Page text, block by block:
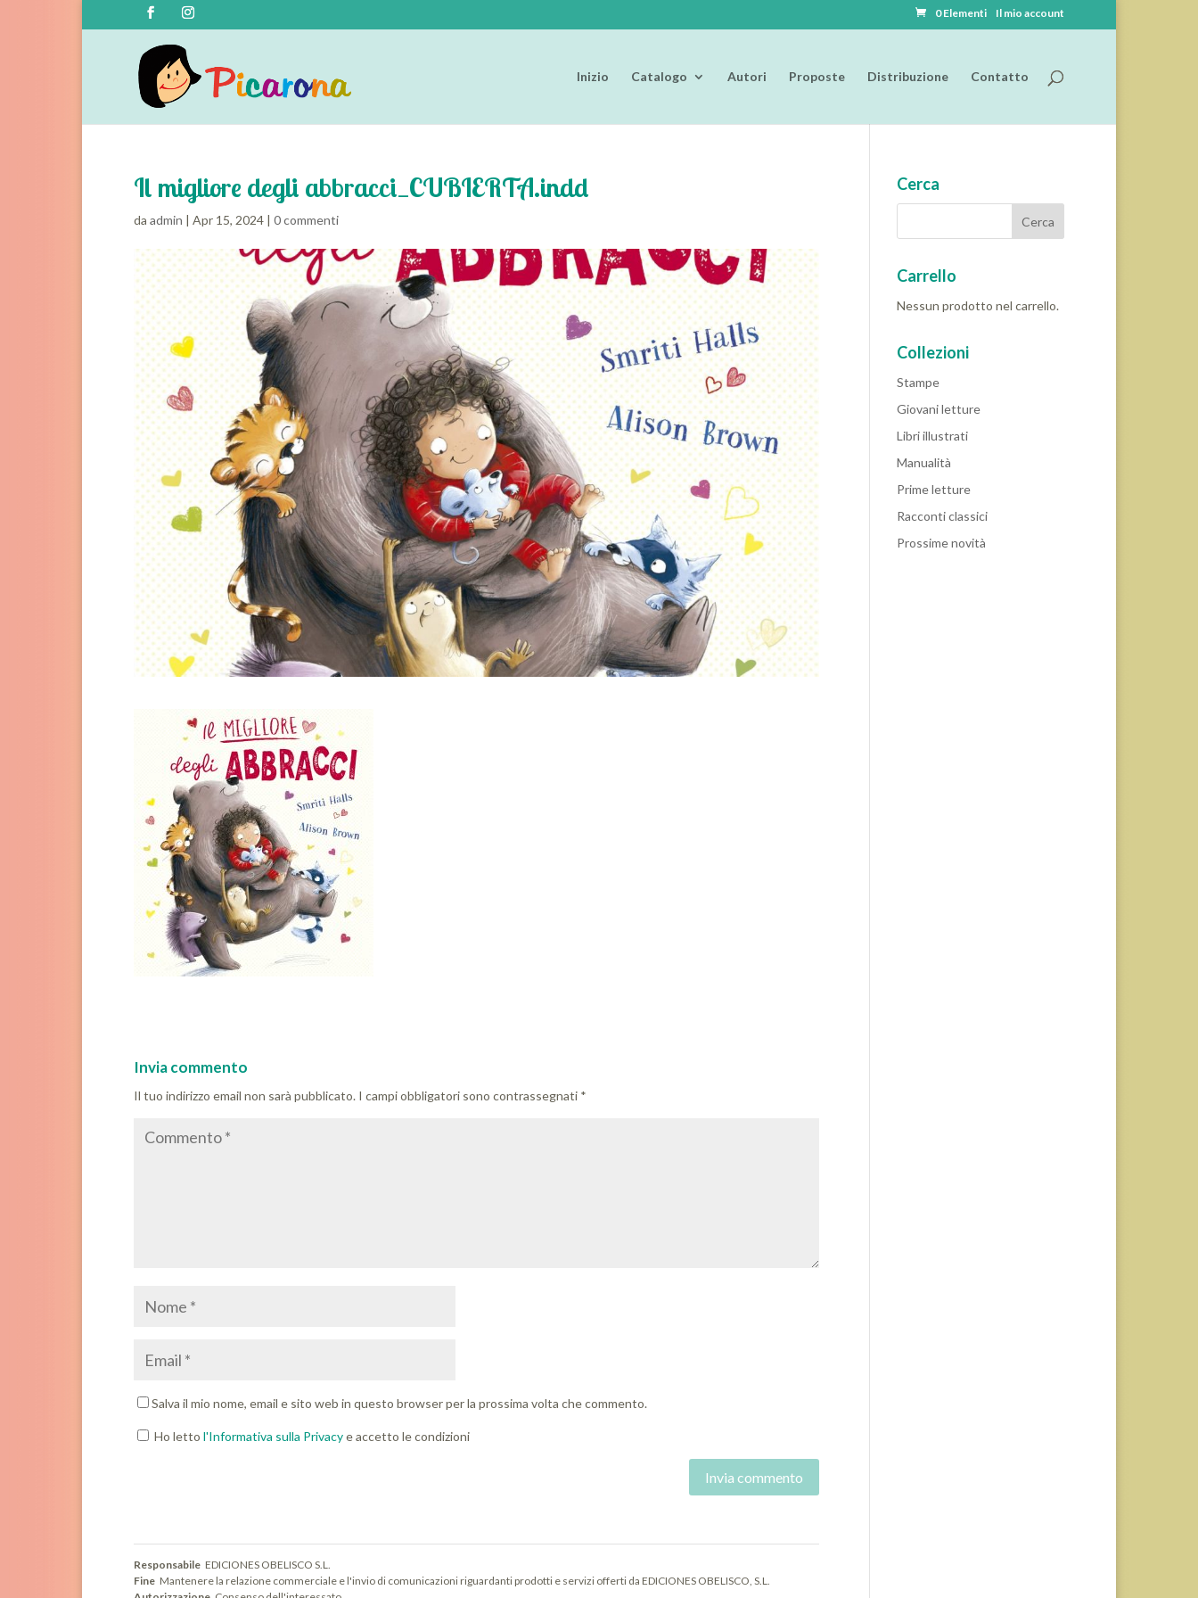
Il mio account
0 Elementi
Inizio Catalogo Autori Proposte Distribuzione Contatto
Il migliore degli abbracci_CUBIERTA.indd
da admin | Apr 15, 2024 | 0 commenti
Invia commento
Il tuo indirizzo email non sarà pubblicato. I campi obbligatori sono contrassegnati *
Salva il mio nome, email e sito web in questo browser per la prossima volta che commento.
Ho letto l'Informativa sulla Privacye accetto le condizioni
Responsabile EDICIONES OBELISCO S.L.
Fine Mantenere la relazione commerciale e l'invio di comunicazioni riguardanti prodotti e servizi offerti da EDICIONES OBELISCO, S.L.
Cerca
Carrello
Nessun prodotto nel carrello.
Collezioni
Stampe
Giovani letture
Libri illustrati
Manualità
Prime letture
Racconti classici
Prossime novità